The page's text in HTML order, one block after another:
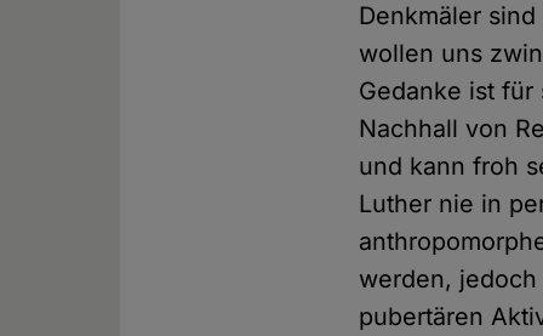
Denkmäler
wollen uns
Gedanke ist
Nachhall von
und kann froh
Luther nie in
werden,
pubertären